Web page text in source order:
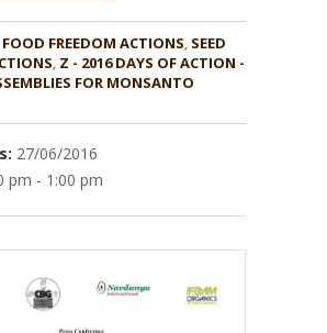
FOOD FREEDOM ACTIONS, SEED
, Z - 2016 DAYS OF ACTION -
FOR MONSANTO
27/06/2016
pm - 1:00 pm